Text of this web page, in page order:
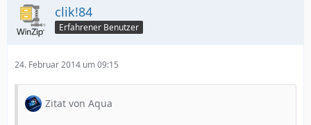
clik!84
Erfahrener Benutzer
24. Februar 2014 um 09:15
Zitat von Aqua